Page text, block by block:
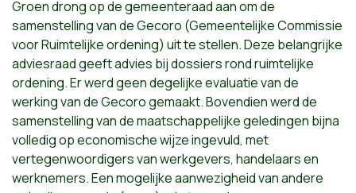
Groen drong op de gemeenteraad aan om de
samenstelling van de Gecoro (Gemeentelijke Commissie
voor Ruimtelijke ordening) uit te stellen. Deze belangrijke
adviesraad geeft advies bij dossiers rond ruimtelijke
ordening. Er werd geen degelijke evaluatie van de
werking van de Gecoro gemaakt. Bovendien werd de
samenstelling van de maatschappelijke geledingen bijna
volledig op economische wijze ingevuld, met
vertegenwoordigers van werkgevers, handelaars en
werknemers. Een mogelijke aanwezigheid van andere